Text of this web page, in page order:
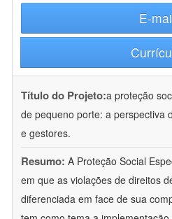
E-
Título do Projeto:a proteção
de pequeno porte: a perspectiva
e gestores.
Resumo: A Proteção Social
em que as violações de direitos
diferenciada em face de sua